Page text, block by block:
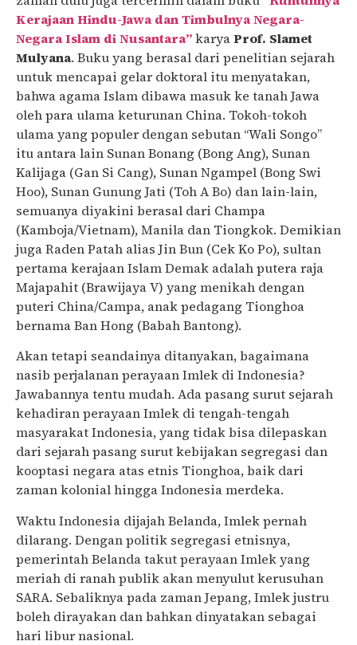
Kerajaan Hindu-Jawa dan Timbulnya Negara-
Negara Islam di Nusantara”karyaProf. Slamet
Mulyana. Buku yang berasal dari penelitian sejarah
untuk mencapai gelar doktoral itu menyatakan,
bahwa agama Islam dibawa masuk ke tanah Jawa
oleh para ulama keturunan China. Tokoh-tokoh
ulama yang populer dengan sebutan “Wali Songo”
itu antara lain Sunan Bonang (Bong Ang), Sunan
Kalijaga (Gan Si Cang), Sunan Ngampel (Bong Swi
Hoo), Sunan Gunung Jati (Toh A Bo) dan lain-lain,
semuanya diyakini berasal dari Champa
(Kamboja/Vietnam), Manila dan Tiongkok. Demikian
juga Raden Patah alias Jin Bun (Cek Ko Po), sultan
pertama kerajaan Islam Demak adalah putera raja
Majapahit (Brawijaya V) yang menikah dengan
puteri China/Campa, anak pedagang Tionghoa
bernama Ban Hong (Babah Bantong).
Akan tetapi seandainya ditanyakan, bagaimana
nasib perjalanan perayaan Imlek di Indonesia?
Jawabannya tentu mudah. Ada pasang surut sejarah
kehadiran perayaan Imlek di tengah-tengah
masyarakat Indonesia, yang tidak bisa dilepaskan
dari sejarah pasang surut kebijakan segregasi dan
kooptasi negara atas etnis Tionghoa, baik dari
zaman kolonial hingga Indonesia merdeka.
Waktu Indonesia dijajah Belanda, Imlek pernah
dilarang. Dengan politik segregasi etnisnya,
pemerintah Belanda takut perayaan Imlek yang
meriah di ranah publik akan menyulut kerusuhan
SARA. Sebaliknya pada zaman Jepang, Imlek justru
boleh dirayakan dan bahkan dinyatakan sebagai
hari libur nasional.